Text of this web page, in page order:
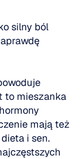
silny ból
to mieszanka
mają też
i sen.